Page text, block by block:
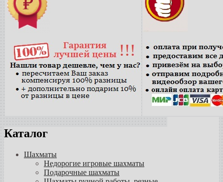
Каталог
Шахматы
Недорогие игровые шахматы
Подарочные шахматы